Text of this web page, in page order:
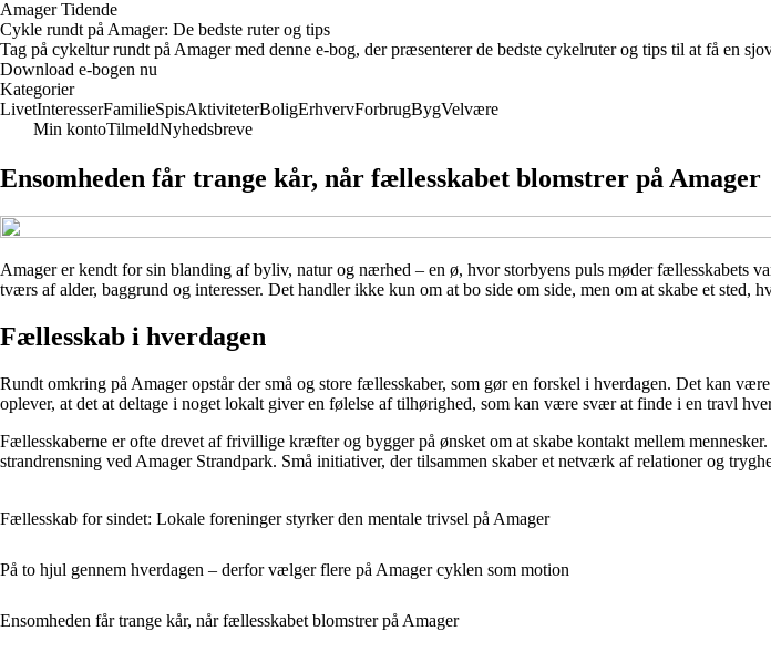
Amager Tidende
Cykle rundt på Amager: De bedste ruter og tips
Tag på cykeltur rundt på Amager med denne e-bog, der præsenterer de bedste cykelruter og tips til at få en
Download e-bogen nu
Kategorier
LivetInteresserFamilieSpisAktiviteterBoligErhvervForbrugBygVelvære
Min kontoTilmeldNyhedsbreve
Ensomheden får trange kår, når fællesskabet blomstrer på Amager
Amager er kendt for sin blanding af byliv, natur og nærhed – en ø, hvor storbyens puls møder fællesskabets
tværs af alder, baggrund og interesser. Det handler ikke kun om at bo side om side, men om at skabe et sted,
Fællesskab i hverdagen
Rundt omkring på Amager opstår der små og store fællesskaber, som gør en forskel i hverdagen. Det kan
oplever, at det at deltage i noget lokalt giver en følelse af tilhørighed, som kan være svær at finde i en travl
Fællesskaberne er ofte drevet af frivillige kræfter og bygger på ønsket om at skabe kontakt mellem
strandrensning ved Amager Strandpark. Små initiativer, der tilsammen skaber et netværk af relationer og
Fællesskab for sindet: Lokale foreninger styrker den mentale trivsel på Amager
På to hjul gennem hverdagen – derfor vælger flere på Amager cyklen som motion
Ensomheden får trange kår, når fællesskabet blomstrer på Amager